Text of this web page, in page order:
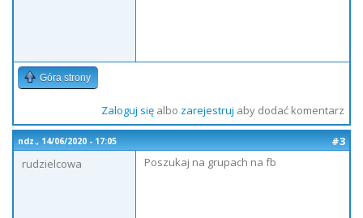
Góra strony
Zaloguj sięalbo zarejestruj aby dodać komentarz
ndz., 14/06/2020 - 17:05
#3
rudzielcowa
Poszukaj na grupach na fb